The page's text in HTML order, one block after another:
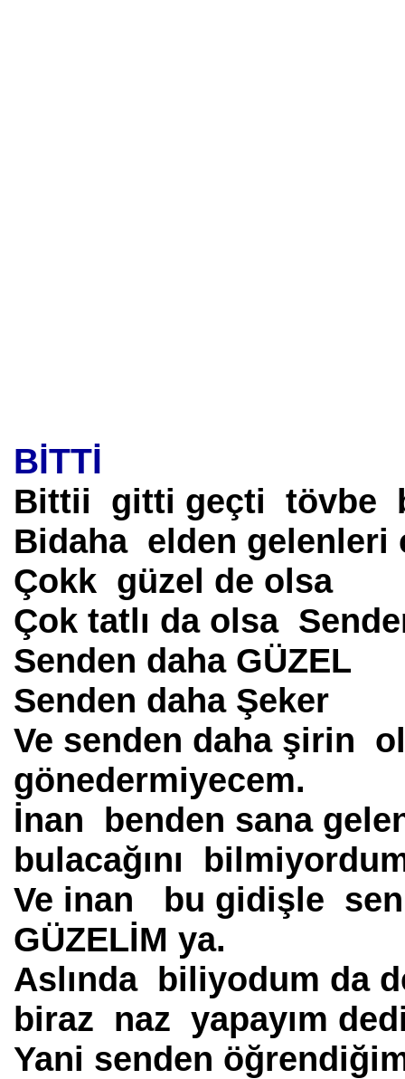
BİTTİ
Bittii gitti geçti tövbe
Bidaha elden
Çokk güzel de olsa
Çok tatlı da olsa
Senden daha GÜZEL
Senden daha Şeker
Ve senden daha şirin
gönedermiyecem.
İnan benden sana
bulacağını
Ve inan bu gidişle sen
GÜZELİM ya.
Aslında biliyodum da
biraz naz yapayım
Yani senden